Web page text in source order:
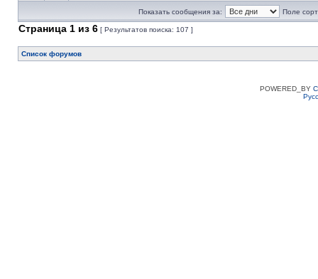
Показать сообщения за: Поле
Страница 1 из 6 [ Результатов поиска: 107 ]
Список форумов
POWERED_BY